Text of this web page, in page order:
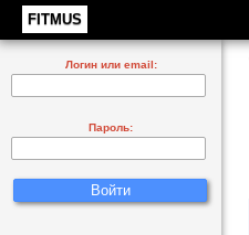
FITMUS
Логин или email:
Пароль: